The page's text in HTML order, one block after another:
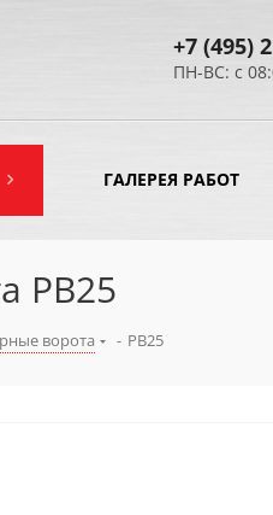
+7 (495)
ПН-ВС: с
ГАЛЕРЕЯ РАБОТ
РВ25
ворота - РВ25